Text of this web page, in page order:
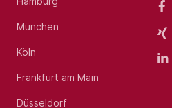
München
Köln
Frankfurt am Main
Düsseldorf